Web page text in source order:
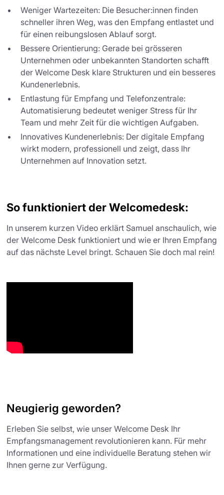
Weniger Wartezeiten: Die Besucher:innen finden
schneller ihren Weg, was den Empfang entlastet und
für einen reibungslosen Ablauf sorgt.
Bessere Orientierung: Gerade bei grösseren
Unternehmen oder unbekannten Standorten schafft
der Welcome Desk klare Strukturen und ein besseres
Kundenerlebnis.
Entlastung für Empfang und Telefonzentrale:
Automatisierung bedeutet weniger Stress für Ihr
Team und mehr Zeit für die wichtigen Aufgaben.
Innovatives Kundenerlebnis: Der digitale Empfang
wirkt modern, professionell und zeigt, dass Ihr
Unternehmen auf Innovation setzt.
So funktioniert der Welcomedesk:
In unserem kurzen Video erklärt Samuel anschaulich, wie
der Welcome Desk funktioniert und wie er Ihren Empfang
auf das nächste Level bringt. Schauen Sie doch mal rein!
Neugierig geworden?
Erleben Sie selbst, wie unser Welcome Desk Ihr
Empfangsmanagement revolutionieren kann. Für mehr
Informationen und eine individuelle Beratung stehen wir
Ihnen gerne zur Verfügung.